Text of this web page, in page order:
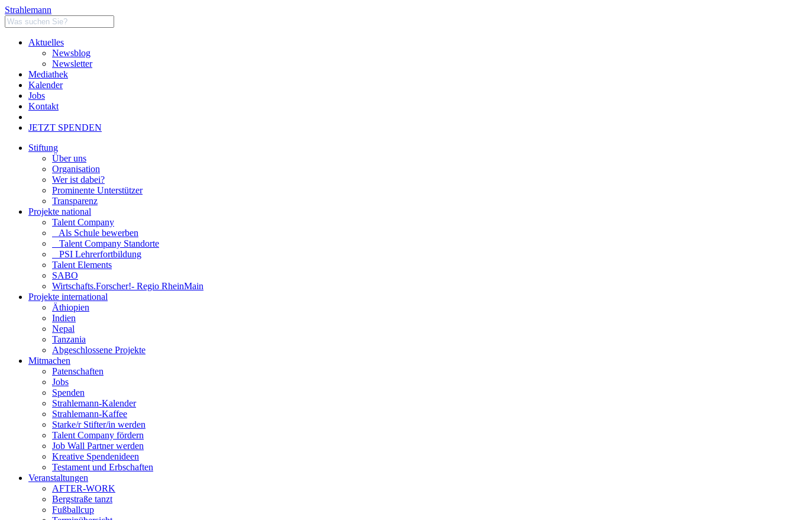
Strahlemann
Aktuelles
Newsblog
Newsletter
Mediathek
Kalender
Jobs
Kontakt
JETZT SPENDEN
Stiftung
Über uns
Organisation
Wer ist dabei?
Prominente Unterstützer
Transparenz
Projekte national
Talent Company
Als Schule bewerben
Talent Company Standorte
PSI Lehrerfortbildung
Talent Elements
SABO
Wirtschafts.Forscher!- Regio RheinMain
Projekte international
Äthiopien
Indien
Nepal
Tanzania
Abgeschlossene Projekte
Mitmachen
Patenschaften
Jobs
Spenden
Strahlemann-Kalender
Strahlemann-Kaffee
Starke/r Stifter/in werden
Talent Company fördern
Job Wall Partner werden
Kreative Spendenideen
Testament und Erbschaften
Veranstaltungen
AFTER-WORK
Bergstraße tanzt
Fußballcup